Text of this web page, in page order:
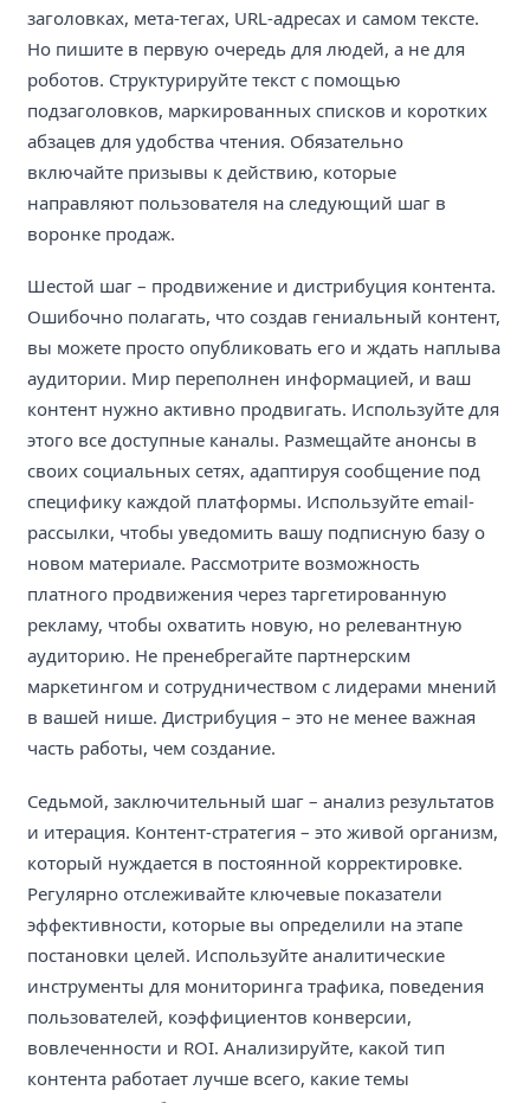
заголовках, мета-тегах, URL-адресах и самом тексте.
Но пишите в первую очередь для людей, а не для
роботов. Структурируйте текст с помощью
подзаголовков, маркированных списков и коротких
абзацев для удобства чтения. Обязательно
включайте призывы к действию, которые
направляют пользователя на следующий шаг в
воронке продаж.
Шестой шаг – продвижение и дистрибуция контента.
Ошибочно полагать, что создав гениальный контент,
вы можете просто опубликовать его и ждать наплыва
аудитории. Мир переполнен информацией, и ваш
контент нужно активно продвигать. Используйте для
этого все доступные каналы. Размещайте анонсы в
своих социальных сетях, адаптируя сообщение под
специфику каждой платформы. Используйте email-
рассылки, чтобы уведомить вашу подписную базу о
новом материале. Рассмотрите возможность
платного продвижения через таргетированную
рекламу, чтобы охватить новую, но релевантную
аудиторию. Не пренебрегайте партнерским
маркетингом и сотрудничеством с лидерами мнений
в вашей нише. Дистрибуция – это не менее важная
часть работы, чем создание.
Седьмой, заключительный шаг – анализ результатов
и итерация. Контент-стратегия – это живой организм,
который нуждается в постоянной корректировке.
Регулярно отслеживайте ключевые показатели
эффективности, которые вы определили на этапе
постановки целей. Используйте аналитические
инструменты для мониторинга трафика, поведения
пользователей, коэффициентов конверсии,
вовлеченности и ROI. Анализируйте, какой тип
контента работает лучше всего, какие темы